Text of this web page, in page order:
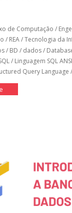
de Computação /
/ REA/Tecnologia da
/ BD / dados/
/ Linguagem SQL ANSI
Query Language /
"Modelo